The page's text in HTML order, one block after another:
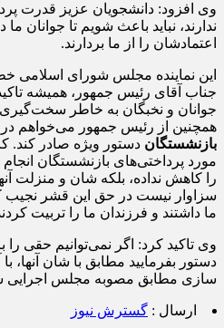
وی افزود: دانشجویان عزیز قدرت
ندارند، نباید باعث شویم تا جوانان
اعتمادشان را از ما بردارند.
این نماینده مجلس شورای اسلامی
جناب آقای رئیس جمهور، همیشه
جوانان و نخبگان به خاطر
همچنین از رئیس جمهور می‌خواهم
بازنشستگان دستور ویژه صادر کند.
مورد پرداختی‌های بازنشستگان انجام
را کاهش نداده، بلکه شان و منزلت
سزاوار نیست در حق این قشر
ما داشتند و فرزندان ما را تربیت
وی تاکید کرد: اگر نمی‌توانیم حقی را
دستور بفرمایید مطابق با شان آنها،
سازی مطابق مصوبه مجلس اجرایی
ارسال : گسترش نیوز